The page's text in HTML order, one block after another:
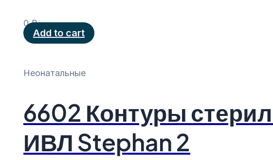
0₽
Add to cart
Неонатальные
6602 Контуры
ИВЛ Stephan 2